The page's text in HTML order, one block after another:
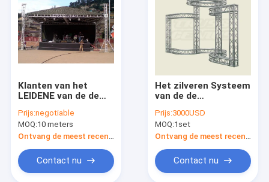
Klanten van het
LEIDENE van de de
het Schermstadium
van het de
Legeringsaluminium
de Buisbundel
Prijs:negotiable
MOQ:10 meters
Contact nu
Het zilveren Systeem
van de de
van het
Aluminiumstadium
voor Gebeurtenis 2
TON het Laden
Prijs:3000USD
MOQ:1set
Contact nu